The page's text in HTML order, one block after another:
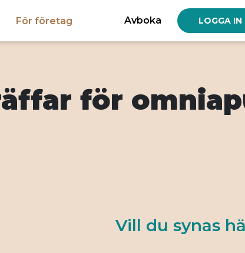
För företag Avboka LOGGA IN
för
Vill du synas